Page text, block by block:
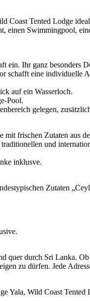
Coast Tented Lodge
einen Swimmingpool,
ein. Ihr ganz besonders
schafft eine individuelle
auf ein Wasserloch.
Pool.
gelegen,
frischen Zutaten aus
und
inklusve.
Zutaten
quer durch Sri Lanka.
zu dürfen. Jede
Yala, Wild Coast